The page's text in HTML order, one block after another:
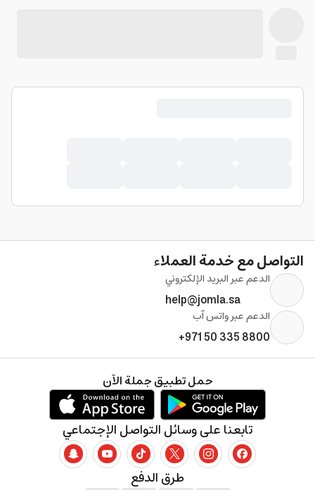
التواصل مع خدمة العملاء
الدعم عبر البريد الإلكتروني
help@jomla.sa
الدعم عبر واتس آب
+971 50 335 8800
طرق الدفع
تابعنا على وسائل التواصل الإجتماعي
حمل تطبيق جملة الآن